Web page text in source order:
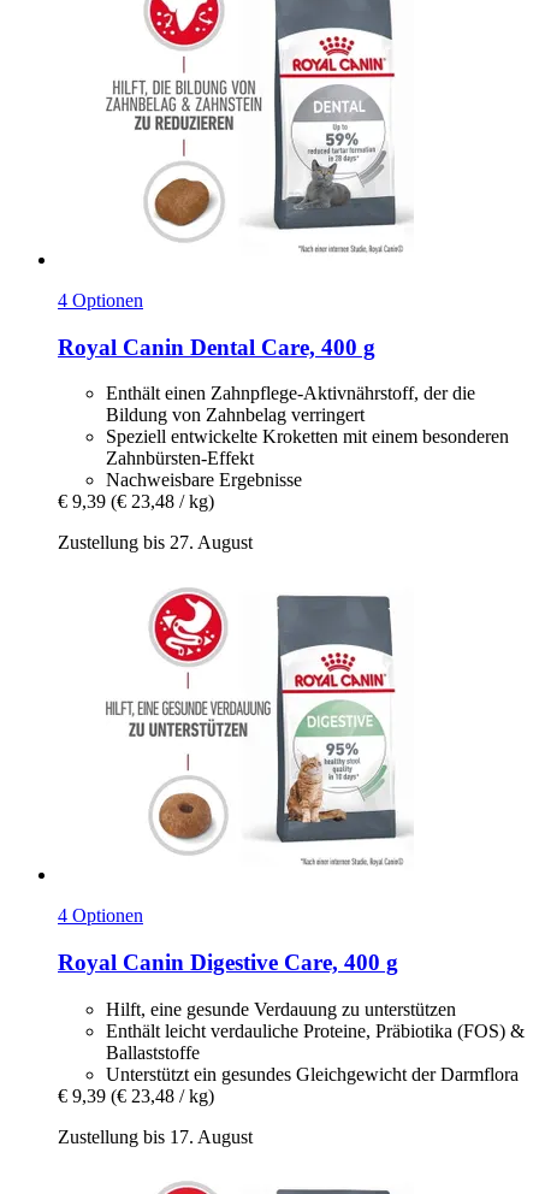
4 Optionen
Royal Canin Dental Care, 400 g
Enthält einen Zahnpflege-Aktivnährstoff, der die
Bildung von Zahnbelag verringert
Speziell entwickelte Kroketten mit einem besonderen
Zahnbürsten-Effekt
Nachweisbare Ergebnisse
€ 9,39 (€ 23,48 / kg)
Zustellung bis 27. August
4 Optionen
Royal Canin Digestive Care, 400 g
Hilft, eine gesunde Verdauung zu unterstützen
Enthält leicht verdauliche Proteine, Präbiotika (FOS) &
Ballaststoffe
Unterstützt ein gesundes Gleichgewicht der Darmflora
€ 9,39 (€ 23,48 / kg)
Zustellung bis 17. August